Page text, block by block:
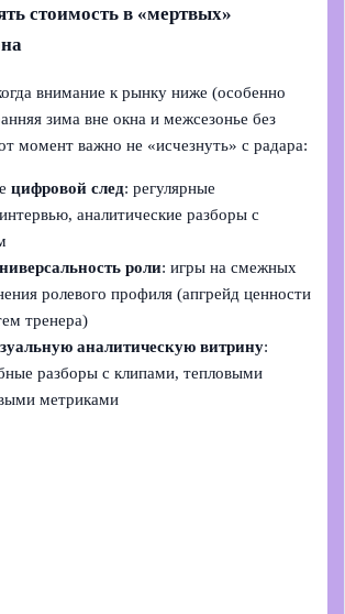
стоимость в «мертвых»
внимание к рынку ниже (особенно
зима вне окна и межсезонье без
момент важно не «исчезнуть» с радара:
цифровой след: регулярные
аналитические разборы с
роли: игры на смежных
ролевого профиля (апгрейд ценности
тренера)
аналитическую витрину:
разборы с клипами, тепловыми
метриками